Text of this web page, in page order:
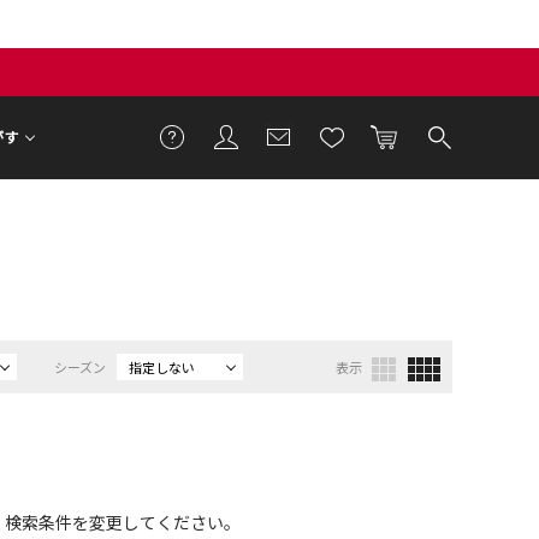
す
シーズン 指定しない 表示
索条件を変更してください。